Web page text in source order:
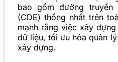
bao gồm đường
(CDE) thống nhất trên
mạnh rằng việc xây
dữ liệu, tối ưu hóa quản
xây dựng.